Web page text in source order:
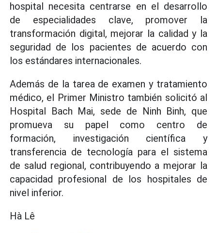
hospital necesita centrarse en el desarrollo
de especialidades clave, promover la
transformación digital, mejorar la calidad y la
seguridad de los pacientes de acuerdo con
los estándares internacionales.
Además de la tarea de examen y tratamiento
médico, el Primer Ministro también solicitó al
Hospital Bach Mai, sede de Ninh Binh, que
promueva su papel como centro de
formación, investigación científica y
transferencia de tecnología para el sistema
de salud regional, contribuyendo a mejorar la
capacidad profesional de los hospitales de
nivel inferior.
Hà Lê